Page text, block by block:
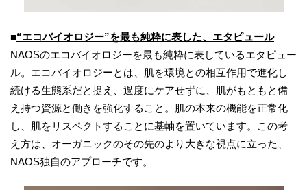
■“エコバイオロジー”を最も純粋に表した、エタピュール
NAOSのエコバイオロジーを最も純粋に表しているエタピュー
ル。エコバイオロジーとは、肌を環境との相互作用で進化し
続ける生態系だと捉え、過度にケアせずに、肌がもともと備
え持つ資源と働きを強化すること。肌の本来の機能を正常化
し、肌をリスペクトすることに基軸を置いています。この考
え方は、オーガニックのその先のより大きな視点に立った、
NAOS独自のアプローチです。